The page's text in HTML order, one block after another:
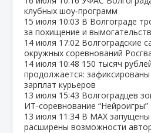
клубных шоу‑программ
15 июля 10:03 В Волгограде
за похищение и
14 июля 17:02 Волгоградские
окружных соревнований
14 июля 10:48 150 тысяч
продолжается:
зарплат курьеров
13 июля 15:43 Волгоградцев
ИТ‑соревнование “Нейроигры”
13 июля 11:34 В МАХ запущены
расширены возможности